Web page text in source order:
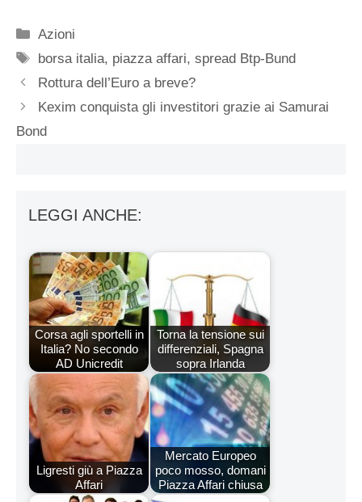
Categorie
Azioni
Tag
borsa italia, piazza affari,spread Btp-Bund
Rottura dell’Euro a breve?
Kexim conquista gli investitori grazie ai Samurai
Bond
LEGGI ANCHE:
Corsa agli sportelli in
Italia? No secondo
AD Unicredit
Torna la tensione sui
differenziali, Spagna
sopra Irlanda
Ligresti giù a Piazza
Affari
Mercato Europeo
poco mosso, domani
Piazza Affari chiusa